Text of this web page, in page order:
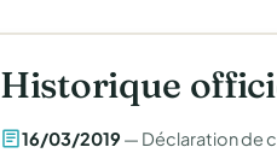
Historique
16/03/2019 — Déclaration de